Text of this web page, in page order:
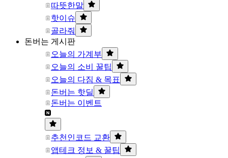
따뜻한말
핫이슈
골라줘
돈버는 게시판
오늘의 가계부
오늘의 소비 꿀팁
오늘의 다짐 & 목표
돈버는 핫딜
돈버는 이벤트
추천인코드 교환
앱테크 정보 & 꿀팁